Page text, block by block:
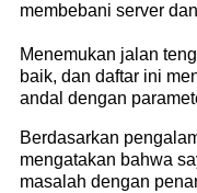
membebani server
Menemukan jalan
baik, dan daftar ini
andal dengan
Berdasarkan
mengatakan bahwa
masalah dengan